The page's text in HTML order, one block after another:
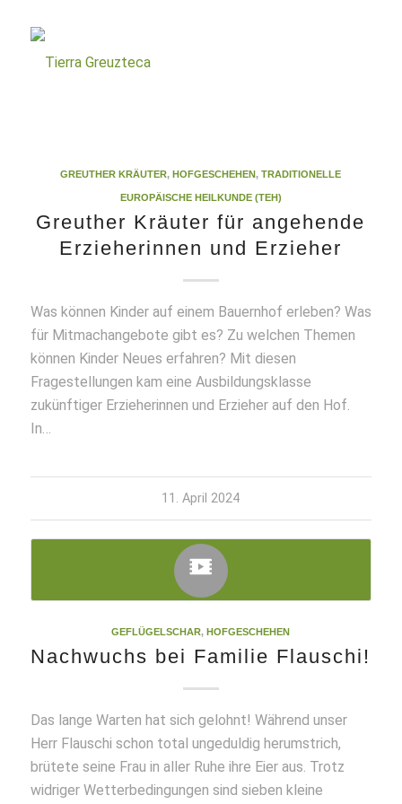
GREUTHER KRÄUTER,HOFGESCHEHEN,TRADITIONELLE
EUROPÄISCHE HEILKUNDE (TEH)
Greuther Kräuter für angehende
Erzieherinnen und Erzieher
Was können Kinder auf einem Bauernhof erleben? Was
für Mitmachangebote gibt es? Zu welchen Themen
können Kinder Neues erfahren? Mit diesen
Fragestellungen kam eine Ausbildungsklasse
zukünftiger Erzieherinnen und Erzieher auf den Hof.
In…
11. April 2024
GEFLÜGELSCHAR,HOFGESCHEHEN
Nachwuchs bei Familie Flauschi!
Das lange Warten hat sich gelohnt! Während unser
Herr Flauschi schon total ungeduldig herumstrich,
brütete seine Frau in aller Ruhe ihre Eier aus. Trotz
widriger Wetterbedingungen sind sieben kleine